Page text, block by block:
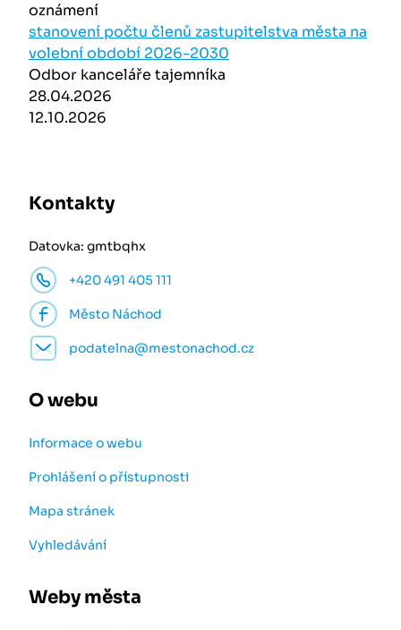
oznámení
stanovení počtu členů zastupitelstva města na
volební období 2026-2030
Odbor kanceláře tajemníka
28.04.2026
12.10.2026
Kontakty
Datovka: gmtbqhx
+420 491 405 111
Město Náchod
podatelna@mestonachod.cz
O webu
Informace o webu
Prohlášení o přístupnosti
Mapa stránek
Vyhledávání
Weby města